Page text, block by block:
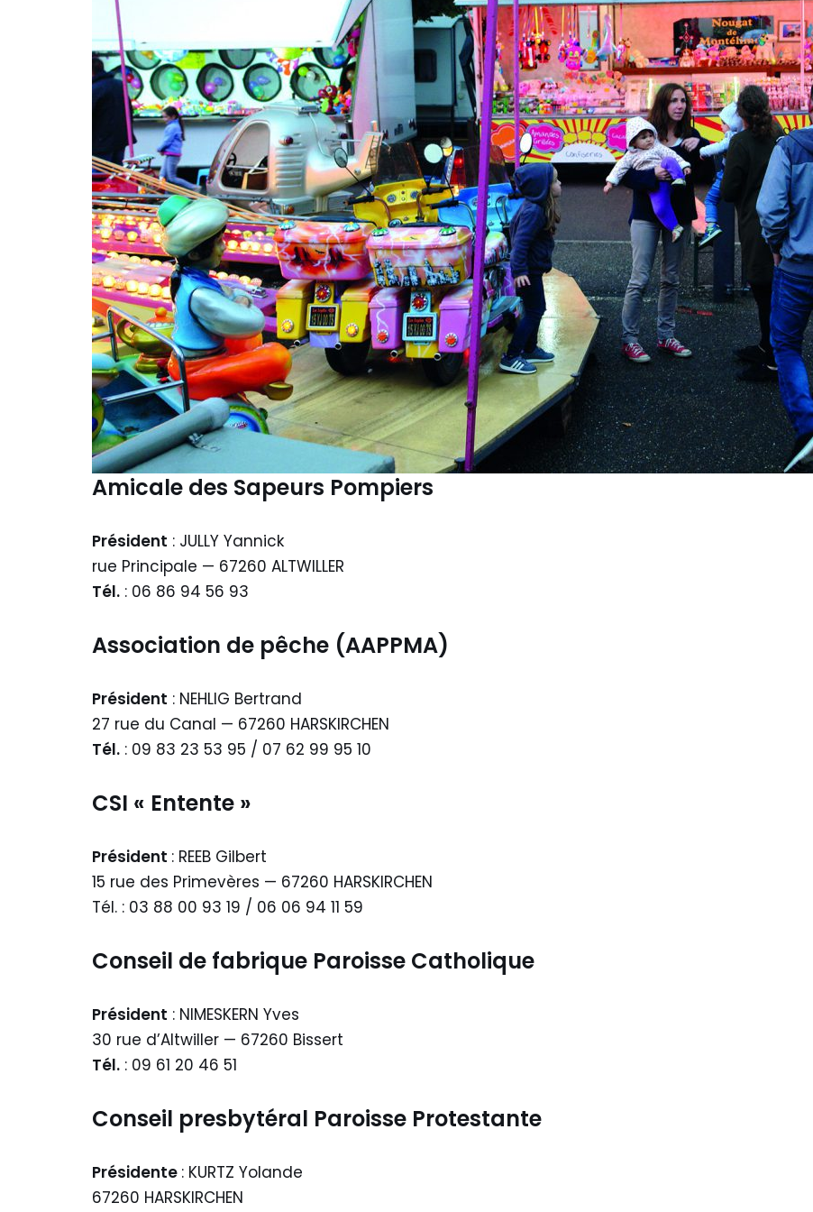
Amicale des Sapeurs Pompiers
Président : JULLY Yannick
rue Principale — 67260 ALTWILLER
Tél. : 06 86 94 56 93
Association de pêche (AAPPMA)
Président : NEHLIG Bertrand
27 rue du Canal — 67260 HARSKIRCHEN
Tél. : 09 83 23 53 95 / 07 62 99 95 10
CSI « Entente »
Président : REEB Gilbert
15 rue des Primevères — 67260 HARSKIRCHEN
Tél. : 03 88 00 93 19 / 06 06 94 11 59
Conseil de fabrique Paroisse Catholique
Président : NIMESKERN Yves
30 rue d’Altwiller — 67260 Bissert
Tél. : 09 61 20 46 51
Conseil presbytéral Paroisse Protestante
Présidente : KURTZ Yolande
67260 HARSKIRCHEN